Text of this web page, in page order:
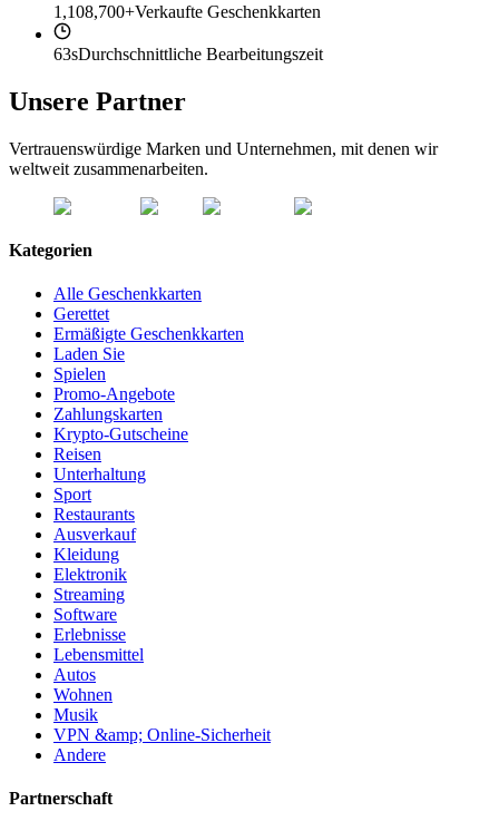
1,108,700+Verkaufte Geschenkkarten
63sDurchschnittliche Bearbeitungszeit
Unsere Partner
Vertrauenswürdige Marken und Unternehmen, mit denen wir
weltweit zusammenarbeiten.
Kategorien
Alle Geschenkkarten
Gerettet
Ermäßigte Geschenkkarten
Laden Sie
Spielen
Promo-Angebote
Zahlungskarten
Krypto-Gutscheine
Reisen
Unterhaltung
Sport
Restaurants
Ausverkauf
Kleidung
Elektronik
Streaming
Software
Erlebnisse
Lebensmittel
Autos
Wohnen
Musik
VPN &amp; Online-Sicherheit
Andere
Partnerschaft